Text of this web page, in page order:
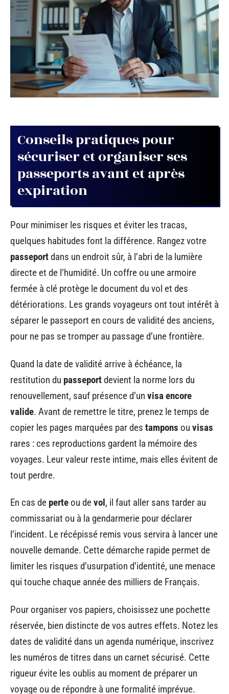
Conseils pratiques pour
sécuriser et organiser ses
passeports avant et après
expiration
Pour minimiser les risques et éviter les tracas,
quelques habitudes font la différence. Rangez votre
passeportdans un endroit sûr, à l’abri de la lumière
directe et de l’humidité. Un coffre ou une armoire
fermée à clé protège le document du vol et des
détériorations. Les grands voyageurs ont tout intérêt à
séparer le passeport en cours de validité des anciens,
pour ne pas se tromper au passage d’une frontière.
Quand la date de validité arrive à échéance, la
restitution du passeportdevient la norme lors du
renouvellement, sauf présence d’un visa encore
valide. Avant de remettre le titre, prenez le temps de
copier les pages marquées par des tampons ou visas
rares : ces reproductions gardent la mémoire des
voyages. Leur valeur reste intime, mais elles évitent de
tout perdre.
En cas de perte ou devol, il faut aller sans tarder au
commissariat ou à la gendarmerie pour déclarer
l’incident. Le récépissé remis vous servira à lancer une
nouvelle demande. Cette démarche rapide permet de
limiter les risques d’usurpation d’identité, une menace
qui touche chaque année des milliers de Français.
Pour organiser vos papiers, choisissez une pochette
réservée, bien distincte de vos autres effets. Notez les
dates de validité dans un agenda numérique, inscrivez
les numéros de titres dans un carnet sécurisé. Cette
rigueur évite les oublis au moment de préparer un
voyage ou de répondre à une formalité imprévue.